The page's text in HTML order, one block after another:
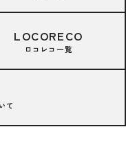
LOCORECO
ロコレコ一覧
て